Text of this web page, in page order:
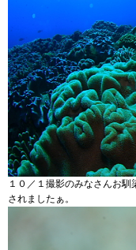
１０／１撮影のみなさんお
されましたぁ。